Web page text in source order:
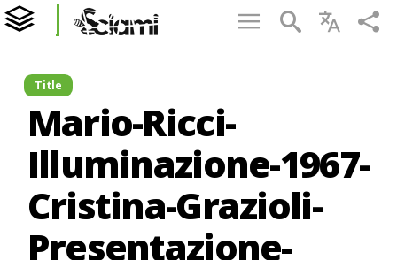
Title
Mario-Ricci-
Illuminazione-1967-
Cristina-Grazioli-
Presentazione-